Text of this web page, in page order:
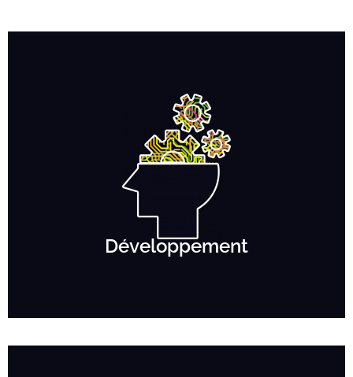
Développement